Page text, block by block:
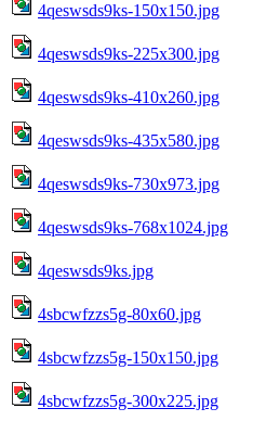
4qeswsds9ks-150x150.jpg
4qeswsds9ks-225x300.jpg
4qeswsds9ks-410x260.jpg
4qeswsds9ks-435x580.jpg
4qeswsds9ks-730x973.jpg
4qeswsds9ks-768x1024.jpg
4qeswsds9ks.jpg
4sbcwfzzs5g-80x60.jpg
4sbcwfzzs5g-150x150.jpg
4sbcwfzzs5g-300x225.jpg